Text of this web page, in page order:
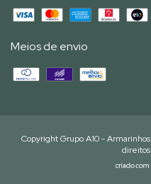
Meios de envio
Copyright Grupo A10 -